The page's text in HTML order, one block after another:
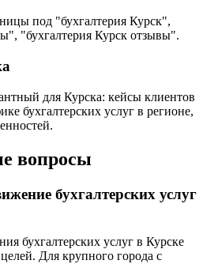
под "бухгалтерия Курск",
"бухгалтерия Курск отзывы".
для Курска: кейсы клиентов
бухгалтерских услуг в регионе,
вопросы
бухгалтерских услуг
бухгалтерских услуг в Курске
Для крупного города с